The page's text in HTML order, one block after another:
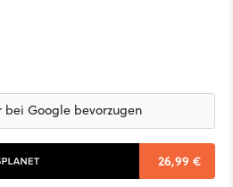
bei Google bevorzugen
26,99 €